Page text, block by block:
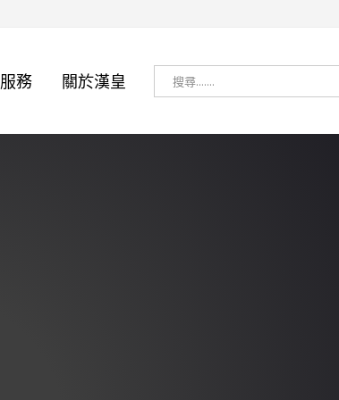
服務 關於漢皇